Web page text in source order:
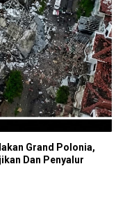
Grand Polonia,
Dan Penyalur